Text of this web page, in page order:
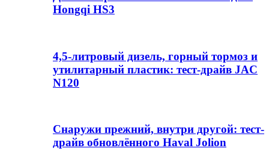
Hongqi HS3
4,5-литровый дизель, горный тормоз и
утилитарный пластик: тест-драйв JAC
N120
Снаружи прежний, внутри другой: тест-
драйв обновлённого Haval Jolion